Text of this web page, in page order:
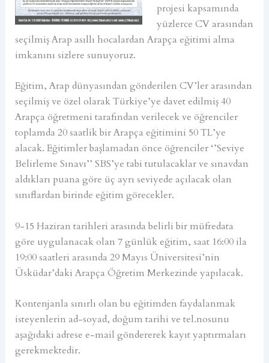
projesi kapsamında
yüzlerce CV arasından
seçilmiş Arap asıllı hocalardan Arapça eğitimi alma
imkanını sizlere sunuyoruz.
Eğitim, Arap dünyasından gönderilen CV’ler arasından
seçilmiş ve özel olarak Türkiye’ye davet edilmiş 40
Arapça öğretmeni tarafından verilecek ve öğrenciler
toplamda 20 saatlik bir Arapça eğitimini 50 TL’ye
alacak. Eğitimler başlamadan önce öğrenciler ‘’Seviye
Belirleme Sınavı’’ SBS’ye tabi tutulacaklar ve sınavdan
aldıkları puana göre üç ayrı seviyede açılacak olan
sınıflardan birinde eğitim görecekler.
9-15 Haziran tarihleri arasında belirli bir müfredata
göre uygulanacak olan 7 günlük eğitim, saat 16:00 ila
19:00 saatleri arasında 29 Mayıs Üniversitesi’nin
Üsküdar’daki Arapça Öğretim Merkezinde yapılacak.
Kontenjanla sınırlı olan bu eğitimden faydalanmak
isteyenlerin ad-soyad, doğum tarihi ve tel.nosunu
aşağıdaki adrese e-mail göndererek kayıt yaptırmaları
gerekmektedir.